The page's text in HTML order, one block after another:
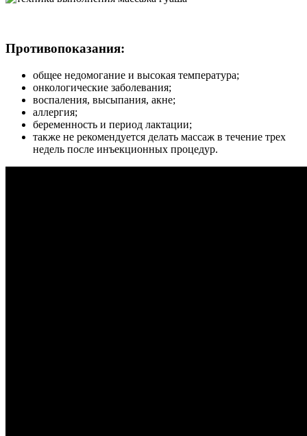
Противопоказания:
общее недомогание и высокая температура;
онкологические заболевания;
воспаления, высыпания, акне;
аллергия;
беременность и период лактации;
также не рекомендуется делать массаж в течение трех
недель после инъекционных процедур.